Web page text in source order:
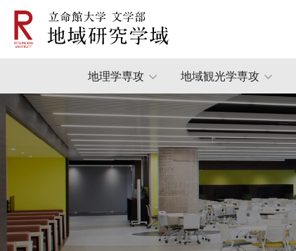
地理学専攻 地域観光学専攻